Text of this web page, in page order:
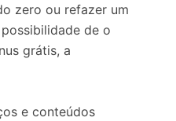
zero ou refazer um
de o
grátis, a
e conteúdos